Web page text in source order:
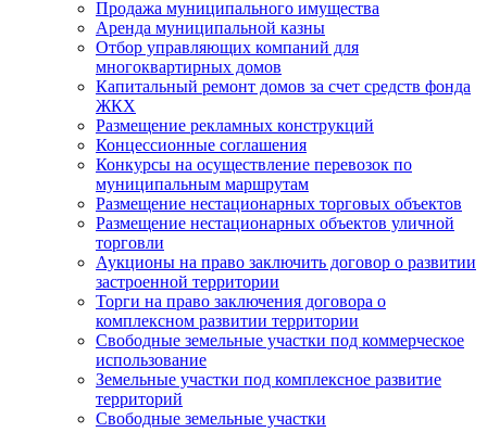
Продажа муниципального имущества
Аренда муниципальной казны
Отбор управляющих компаний для
многоквартирных домов
Капитальный ремонт домов за счет средств фонда
ЖКХ
Размещение рекламных конструкций
Концессионные соглашения
Конкурсы на осуществление перевозок по
муниципальным маршрутам
Размещение нестационарных торговых объектов
Размещение нестационарных объектов уличной
торговли
Аукционы на право заключить договор о развитии
застроенной территории
Торги на право заключения договора о
комплексном развитии территории
Свободные земельные участки под коммерческое
использование
Земельные участки под комплексное развитие
территорий
Свободные земельные участки